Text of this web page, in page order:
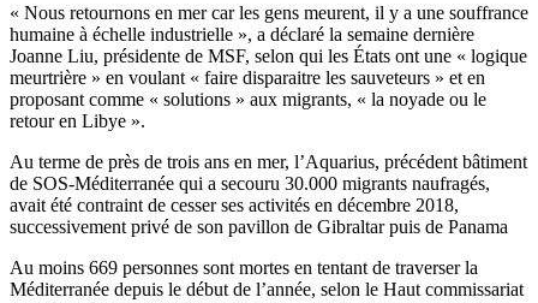
« Nous retournons en mer car les gens meurent, il y a une souffrance
humaine à échelle industrielle », a déclaré la semaine dernière
Joanne Liu, présidente de MSF, selon qui les États ont une « logique
meurtrière » en voulant « faire disparaitre les sauveteurs » et en
proposant comme « solutions » aux migrants, « la noyade ou le
retour en Libye ».
Au terme de près de trois ans en mer, l’Aquarius, précédent bâtiment
de SOS-Méditerranée qui a secouru 30.000 migrants naufragés,
avait été contraint de cesser ses activités en décembre 2018,
successivement privé de son pavillon de Gibraltar puis de Panama
Au moins 669 personnes sont mortes en tentant de traverser la
Méditerranée depuis le début de l’année, selon le Haut commissariat